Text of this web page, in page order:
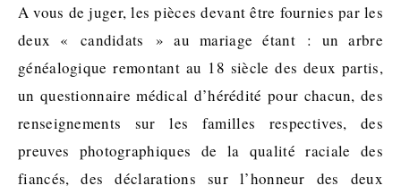
A vous de juger, les pièces devant être fournies par les
deux « candidats » au mariage étant : un arbre
généalogique remontant au 18 siècle des deux partis,
un questionnaire médical d’hérédité pour chacun, des
renseignements sur les familles respectives, des
preuves photographiques de la qualité raciale des
fiancés, des déclarations sur l’honneur des deux